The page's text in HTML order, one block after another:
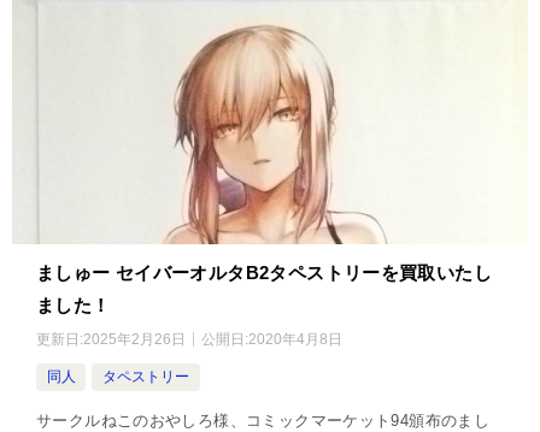
ましゅー セイバーオルタB2タペストリーを買取いたし
ました！
更新日:2025年2月26日 公開日:2020年4月8日
同人 タペストリー
サークルねこのおやしろ様、コミックマーケット94頒布のまし